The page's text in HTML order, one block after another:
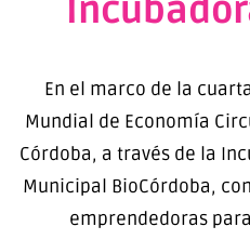
En el marco de la
Mundial de Economía
Córdoba, a través de la
Municipal BioCórdoba,
emprendedoras